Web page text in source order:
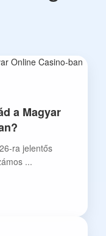
a Magyar
ra jelentős
...